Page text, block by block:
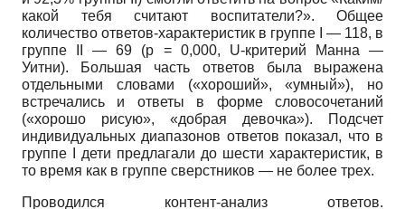
какой тебя считают воспитатели?». Общее
количество ответов-характеристик в группе I — 118, в
группе II — 69 (p = 0,000, U-критерий Манна —
Уитни). Большая часть ответов была выражена
отдельными словами («хороший», «умный»), но
встречались и ответы в форме словосочетаний
(«хорошо рисую», «добрая девочка»). Подсчет
индивидуальных диапазонов ответов показал, что в
группе I дети предлагали до шести характеристик, в
то время как в группе сверстников — не более трех.
Проводился контент-анализ ответов.